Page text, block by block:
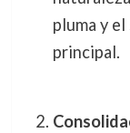
pluma y
principal.